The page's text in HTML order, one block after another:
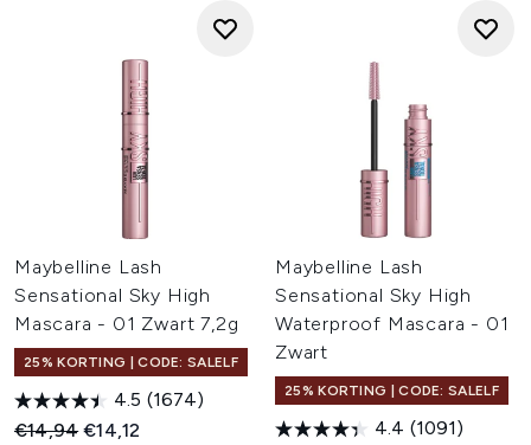
Maybelline Lash
Sensational Sky High
Mascara - 01 Zwart 7,2g
25% KORTING | CODE: SALELF
4.5 (1674)
Recommended Retail Price:
€14,94Huidige prijs:
€14,12
Maybelline Lash
Sensational Sky High
Waterproof Mascara - 01
Zwart
25% KORTING | CODE: SALELF
4.4 (1091)